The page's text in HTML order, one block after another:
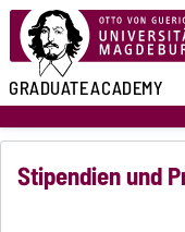
GRADUATEACADEMY
Stipendien und